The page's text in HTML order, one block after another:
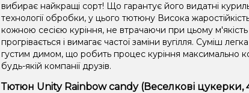
вибирає найкращі сорт! Що гарантує його видатні
технології обробки, у цього тютюну Висока
кожною сесією куріння, не втрачаючи при цьому м'якість
прогрівається і вимагає частої заміни вугілля. Суміш
густим димом, що робить процес куріння максимально
будь-якій компанії друзів.
Тютюн Unity Rainbow candy (Веселкові цукерки,